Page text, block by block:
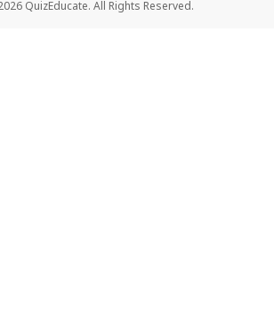
QuizEducate. All Rights Reserved.